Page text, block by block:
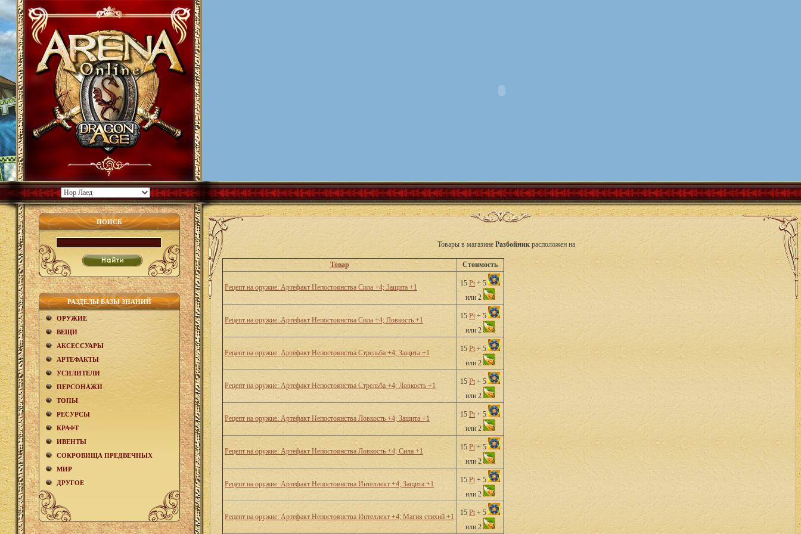
ПОИСК
РАЗДЕЛЫ БАЗЫ ЗНАНИЙ
ОРУЖИЕ
ВЕЩИ
АКCЕСCУАРЫ
АРТЕФАКТЫ
УСИЛИТЕЛИ
ПЕРСОНАЖИ
ТОПЫ
РЕСУРСЫ
КРАФТ
ИВЕНТЫ
СОКРОВИЩА ПРЕДВЕЧНЫХ
МИР
ДРУГОЕ
Товары в магазине Разбойник расположен на
Товар Стоимость
Рецепт на оружие: Артефакт Непостоянства Сила +4; Защита +1 15 Pt + 5
или 2
Рецепт на оружие: Артефакт Непостоянства Сила +4; Ловкость +1 15 Pt + 5
или 2
Рецепт на оружие: Артефакт Непостоянства Стрельба +4; Защита +1 15 Pt+ 5
или 2
Рецепт на оружие: Артефакт Непостоянства Стрельба +4; Ловкость +1 15 Pt+ 5
или 2
Рецепт на оружие: Артефакт Непостоянства Ловкость +4; Защита +1 15 Pt+ 5
или 2
Рецепт на оружие: Артефакт Непостоянства Ловкость +4; Сила +1 15 Pt+ 5
или 2
Рецепт на оружие: Артефакт Непостоянства Интеллект +4; Защита +1 15 Pt + 5
или 2
Рецепт на оружие: Артефакт Непостоянства Интеллект +4; Магия стихий +1 15 Pt + 5
или 2